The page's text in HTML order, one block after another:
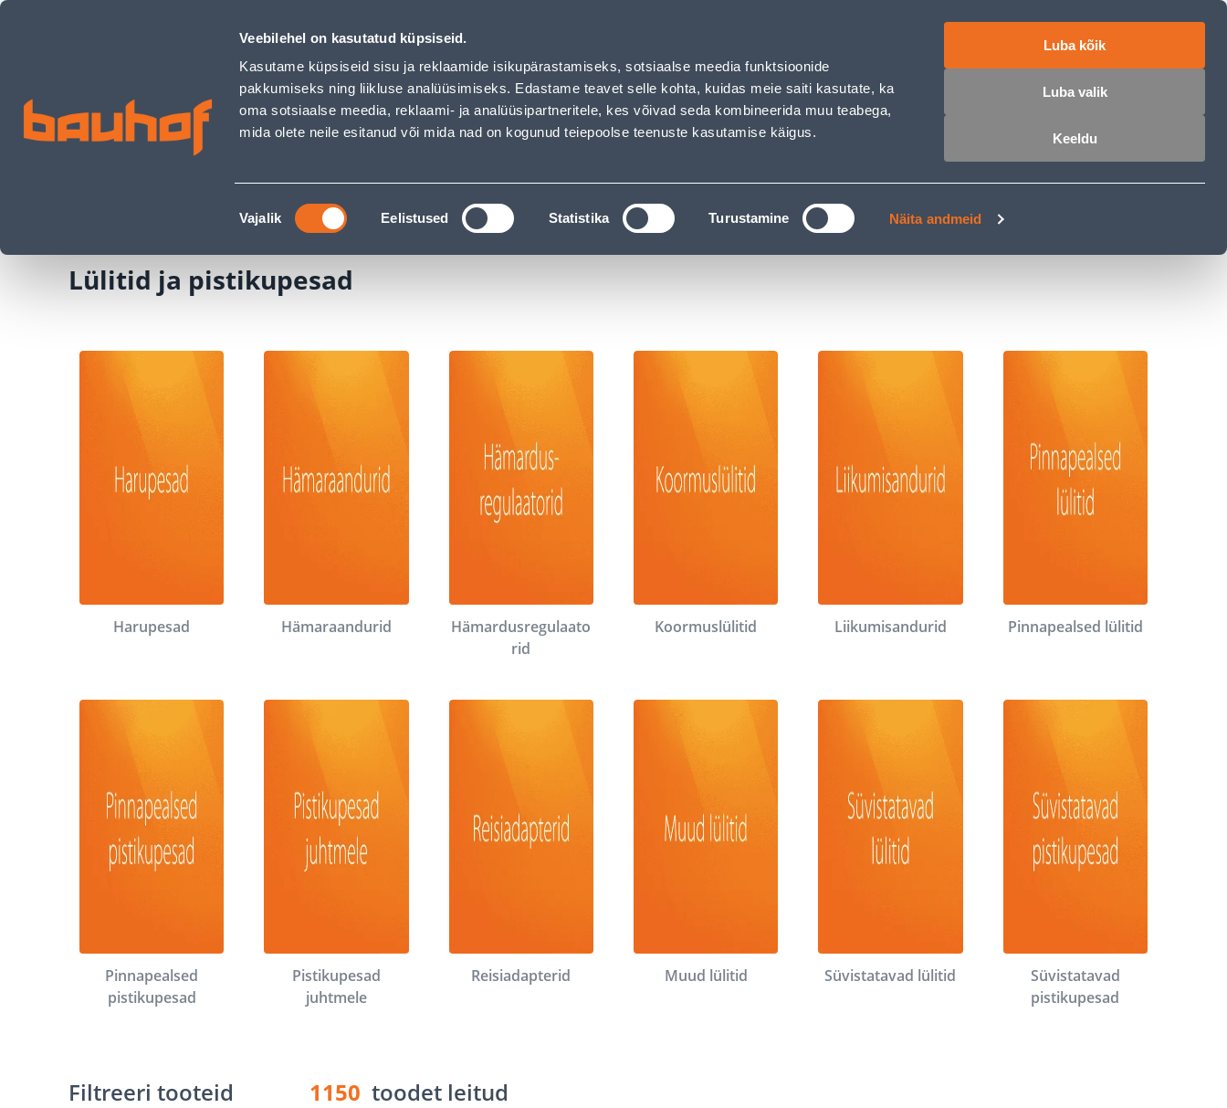
Veebilehel on kasutatud küpsiseid.
Kasutame küpsiseid sisu ja reklaamide isikupärastamiseks, sotsiaalse meedia funktsioonide
pakkumiseks ning liikluse analüüsimiseks. Edastame teavet selle kohta, kuidas meie saiti kasutate, ka
oma sotsiaalse meedia, reklaami- ja analüüsipartneritele, kes võivad seda kombineerida muu teabega,
mida olete neile esitanud või mida nad on kogunud teiepoolse teenuste kasutamise käigus.
Nõusoleku
valik
Vajalik Eelistused Statistika Turustamine Näita andmeid
Luba kõik
Luba valik
Keeldu
Lülitid ja pistikupesad - Bauhof has loaded ETRUEN
OTSI Logi sisse Ostukorv
TOOTED MEISTRIKLUBI BLOGI
Elekter ja valgustus Lülitid ja pistikupesad
Lülitid ja pistikupesad
Harupesad Hämaraandurid
Hämardusregulaato
rid
Koormuslülitid Liikumisandurid Pinnapealsed lülitid
Pinnapealsed
pistikupesad
Pistikupesad
juhtmele
Reisiadapterid Muud lülitid Süvistatavad lülitid
Süvistatavad
pistikupesad
1150 toodet leitud
Filtreeri tooteid